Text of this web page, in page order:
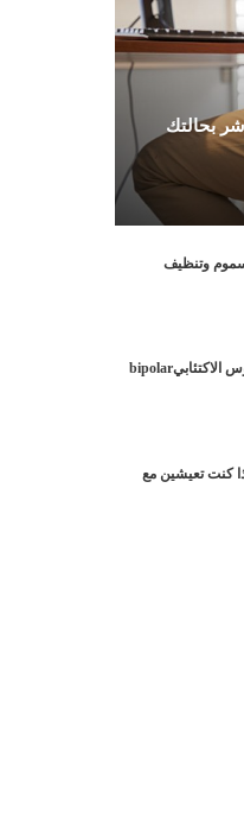
بحالتك
وتنظيف
كيف تميّزون شخصًا مصابًا بالهوس الاكتئابيbipolar
كنت تعيشين مع